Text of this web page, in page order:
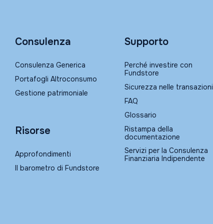
Consulenza
Consulenza Generica
Portafogli Altroconsumo
Gestione patrimoniale
Risorse
Approfondimenti
Il barometro di Fundstore
Supporto
Perché investire con
Fundstore
Sicurezza nelle transazioni
FAQ
Glossario
Ristampa della
documentazione
Servizi per la Consulenza
Finanziaria Indipendente